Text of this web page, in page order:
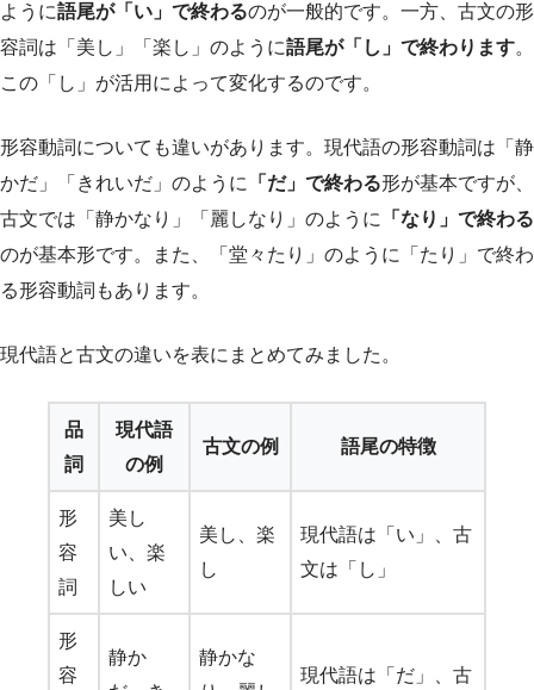
ように語尾が「い」で終わるのが一般的です。一方、古文の形
容詞は「美し」「楽し」のように語尾が「し」で終わります。
この「し」が活用によって変化するのです。
形容動詞についても違いがあります。現代語の形容動詞は「静
かだ」「きれいだ」のように
「だ」で終わる形が基本ですが、
古文では「静かなり」「麗しなり」のように
「なり」で終わる
のが基本形です。また、「堂々たり」のように「たり」で終わ
る形容動詞もあります。
現代語と古文の違いを表にまとめてみました。
品
詞
現代語
の例
古文の例 語尾の特徴
形
容
詞
美し
い、楽
しい
美し、楽
し
現代語は「い」、古
文は「し」
形
容
静か
静かな
現代語は「だ」、古